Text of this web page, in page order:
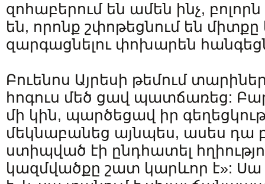
զոհաբերում են ամեն ինչ, բոլորն
են, որոնք շփոթեցնում են
զարգացնելու փոխարեն
Բուենոս Այրեսի թեմում
հոգուս մեծ ցավ պատճառեց:
մի կին, պարծեցավ իր
մեկնաբանեց այնպես, ասես դա
ստիպված էի ընդհատել
կազմվածքը շատ կարևոր է»: Սա